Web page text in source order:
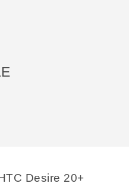
Desire 20+